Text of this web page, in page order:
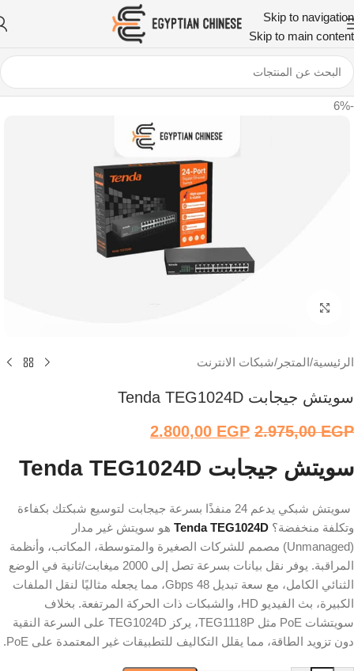
Skip to navigation
Skip to main content
-6%
الرئيسية/المتجر /شبكات الانترنت
سويتش جيجابت Tenda TEG1024D
2.975,00EGP
2.800,00 EGP
سويتش جيجابت Tenda TEG1024D
سويتش شبكي يدعم 24 منفذًا بسرعة جيجابت لتوسيع شبكتك بكفاءة
وتكلفة منخفضة؟ Tenda TEG1024D هو سويتش غير مدار
(Unmanaged) مصمم للشركات الصغيرة والمتوسطة، المكاتب، وأنظمة
المراقبة. يوفر نقل بيانات بسرعة تصل إلى 2000 ميغابت/ثانية في الوضع
الثنائي الكامل، مع سعة تبديل 48 Gbps، مما يجعله مثاليًا لنقل الملفات
الكبيرة، بث الفيديو HD، والشبكات ذات الحركة المرتفعة. بخلاف
سويتشات PoE مثل TEG1118P، يركز TEG1024D على السرعة النقية
دون تزويد الطاقة، مما يقلل التكاليف للتطبيقات غير المعتمدة على PoE.